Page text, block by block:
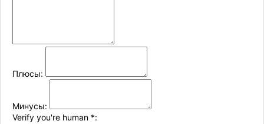
Плюсы:
Минусы:
Verify you're human *: